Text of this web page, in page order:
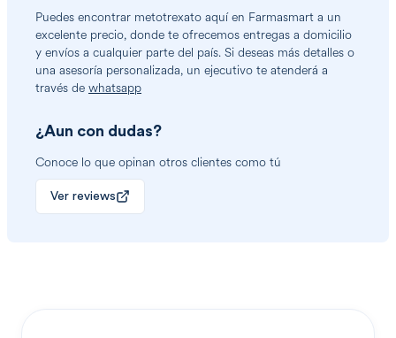
Puedes encontrar metotrexato aquí en Farmasmart a un
excelente precio, donde te ofrecemos entregas a domicilio
y envíos a cualquier parte del país. Si deseas más detalles o
una asesoría personalizada, un ejecutivo te atenderá a
través de whatsapp
¿Aun con dudas?
Conoce lo que opinan otros clientes como tú
Ver reviews